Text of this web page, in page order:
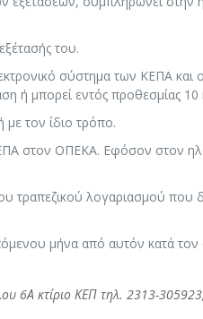
του.
σύστημα των ΚΕΠΑ
ή μπορεί εντός προθεσμίας
τον ίδιο τρόπο.
στον ΟΠΕΚΑ. Εφόσον στον
λογαριασμού που
μήνα από αυτόν κατά
6Α κτίριο ΚΕΠ τηλ. 2313-